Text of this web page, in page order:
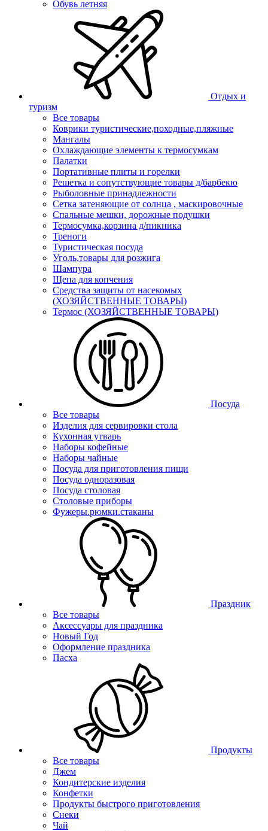
Обувь летняя
Отдых и
туризм
Все товары
Коврики туристические,походные,пляжные
Мангалы
Охлаждающие элементы к термосумкам
Палатки
Портативные плиты и горелки
Решетка и сопутствующие товары д/барбекю
Рыболовные принадлежности
Сетка затеняющие от солнца , маскировочные
Спальные мешки, дорожные подушки
Термосумка,корзина д/пикника
Треноги
Туристическая посуда
Уголь,товары для розжига
Шампура
Щепа для копчения
Средства защиты от насекомых
(ХОЗЯЙСТВЕННЫЕ ТОВАРЫ)
Термос (ХОЗЯЙСТВЕННЫЕ ТОВАРЫ)
Посуда
Все товары
Изделия для сервировки стола
Кухонная утварь
Наборы кофейные
Наборы чайные
Посуда для приготовления пищи
Посуда одноразовая
Посуда столовая
Столовые приборы
Фужеры.рюмки.стаканы
Праздник
Все товары
Аксессуары для праздника
Новый Год
Оформление праздника
Пасха
Продукты
Все товары
Джем
Кондитерские изделия
Конфетки
Продукты быстрого приготовления
Снеки
Чай